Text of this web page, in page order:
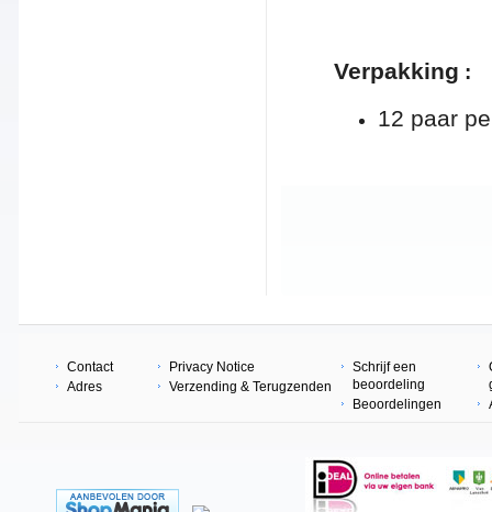
Verpakking :
12 paar
Contact
Adres
Privacy Notice
Verzending & Terugzenden
Schrijf een
beoordeling
Beoordelingen